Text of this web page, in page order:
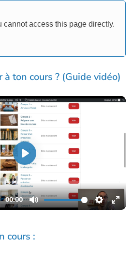
à ton cours ? (Guide vidéo)
cours :
cannot access this page directly.